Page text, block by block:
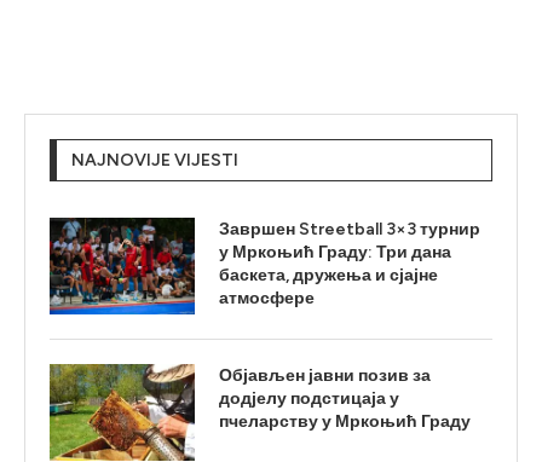
NAJNOVIJE VIJESTI
Завршен Streetball 3×3 турнир
у Мркоњић Граду: Три дана
баскета, дружења и сјајне
атмосфере
Објављен јавни позив за
додјелу подстицаја у
пчеларству у Мркоњић Граду